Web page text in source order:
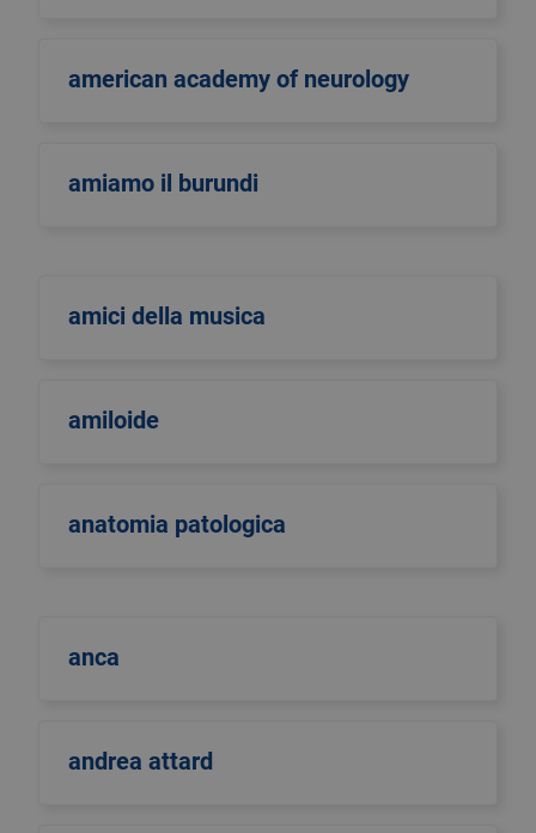
american academy of neurology
amiamo il burundi
amici della musica
amiloide
anatomia patologica
anca
andrea attard